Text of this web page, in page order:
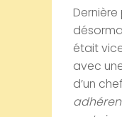
était
avec
d’un